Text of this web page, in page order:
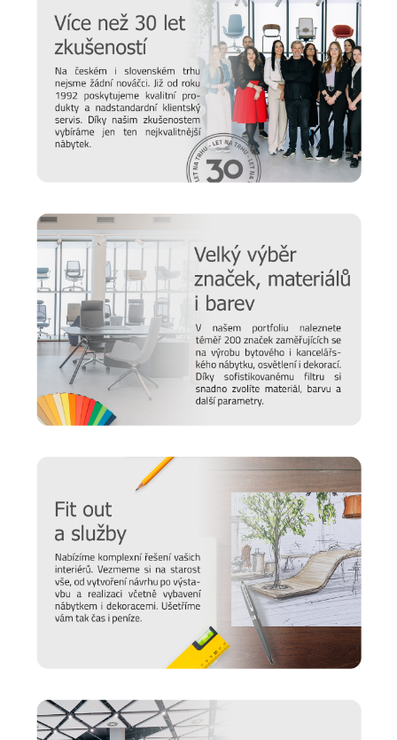
Prodlužte životnost nábytku
Chtěli bychom, aby vám nábytek sloužil co nejdéle. Protože
víme, že důležitou roli v jeho odolnosti hraje správná údržba,
připravili jsme pro vás několiktipů a doporučení, jak se
starat o různé typy povrchu a čemu se naopak vyvarovat >>
Nový časopis o designu
Hledáte inspiraci do nového domova a potřebujete poradit,
jak vybrat židli, stůl, postel nebo třeba matraci? Nebo vás
zajímají trendy v bydlení a chcete mít vždy ty nejčerstvější
informace. Pak sledujte náš onlinemagazín Alaxmag
kterém najdete každý den novou dávku inspirace.